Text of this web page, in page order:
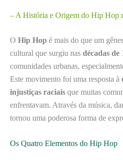
– A História e Origem do Hip Hop
O Hip Hop é mais do que um
cultural que surgiu nas décadas de
comunidades urbanas,
Este movimento foi uma resposta à
injustiças raciais que muitas
enfrentavam. Através da música,
tornou uma poderosa forma de
Os Quatro Elementos do Hip Hop